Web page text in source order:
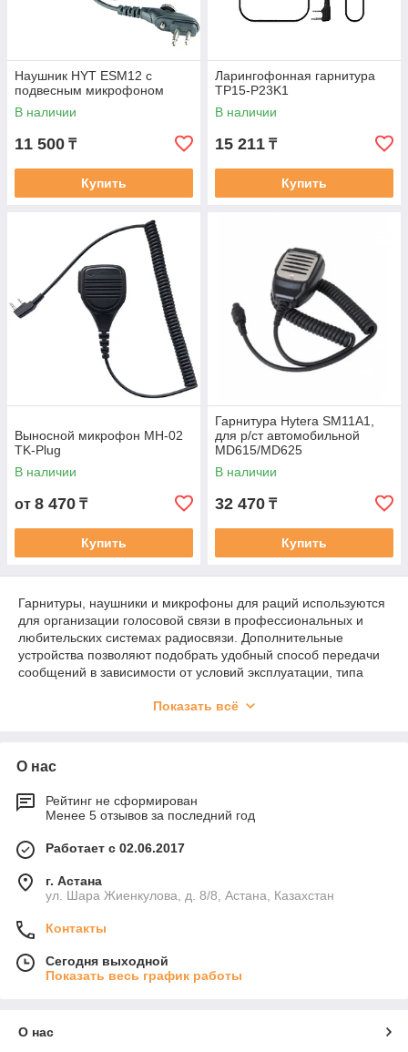
Наушник HYT ESM12 c
подвесным микрофоном
В наличии
11 500 ₸
Купить
Ларингофонная гарнитура
TP15-P23K1
В наличии
15 211 ₸
Купить
Выносной микрофон MH-02
TK-Plug
В наличии
от 8 470 ₸
Купить
Гарнитура Hytera SM11A1,
для р/ст автомобильной
MD615/MD625
В наличии
32 470 ₸
Купить
Гарнитуры, наушники и микрофоны для раций используются
для организации голосовой связи в профессиональных и
любительских системах радиосвязи. Дополнительные
устройства позволяют подобрать удобный способ передачи
сообщений в зависимости от условий эксплуатации, типа
выборе аксессуаров необходимо учитывать совместимость с
Гарнитура для раций и особенности
применения
Гарнитура для раций объединяет наушник и микрофон в
одном устройстве, обеспечивая передачу и прием голосовых
сообщений без необходимости постоянно удерживать
радиостанцию в руках. Такие аксессуары применяются
компаний, промышленных предприятий, складских
В зависимости от назначения используются различные типы
акустические гарнитуры скрытого ношения;
Показать всё
О нас
Рейтинг не сформирован
Менее 5 отзывов за последний год
Работает с 02.06.2017
г. Астана
ул. Шара Жиенкулова, д. 8/8, Астана, Казахстан
Контакты
Сегодня выходной
Показать весь график работы
О нас